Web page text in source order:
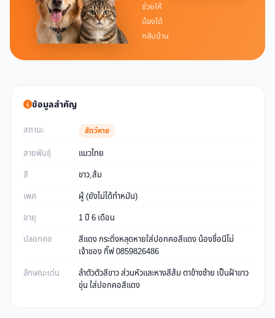
ช่วยให้
น้องได้
กลับบ้าน
ข้อมูลสำคัญ
สถานะ สัตว์หาย
สายพันธุ์
แมวไทย
สี
ขาว,ส้ม
เพศ
ผู้ (ยังไม่ได้ทำหมัน)
อายุ
1 ปี 6 เดือน
ปลอกคอ
สีแดง กระดิ่งหลุดหายใส่ปอกคอสีแดง น้องชื่อนีโม่
เจ้าของ กิ๊ฟ 0859826486
ลักษณะเด่น
ลำตัวตัวสีขาว ส่วนหัวและหางสีส้ม ตาข้างซ้าย เป็นฝ้าขาว
ขุ่น ใส่ปอกคอสีแดง